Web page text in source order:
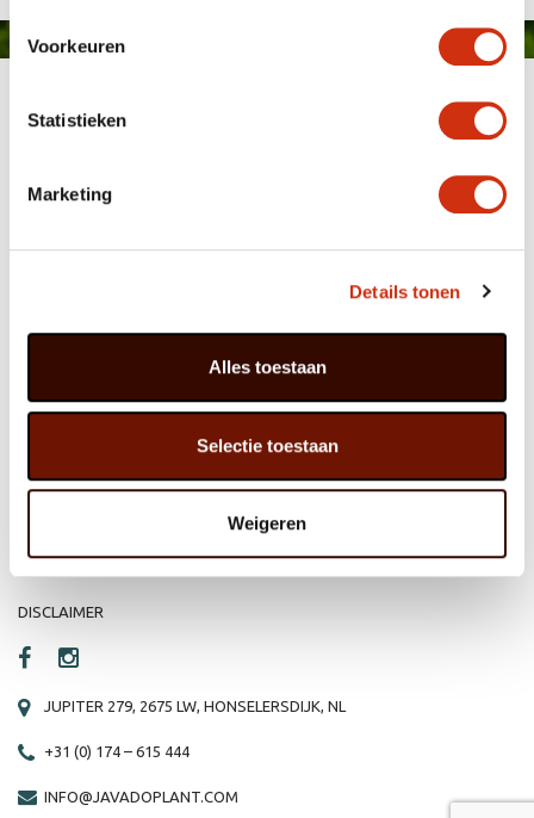
Voorkeuren
Statistieken
Marketing
Details tonen
Alles toestaan
Selectie toestaan
Weigeren
MEMBER OFWBEGROUP
PRODUCTEN VACATURE
PRIVACY STATEMENT
DISCLAIMER
JUPITER 279, 2675 LW, HONSELERSDIJK, NL
+31 (0) 174 – 615 444
INFO@JAVADOPLANT.COM